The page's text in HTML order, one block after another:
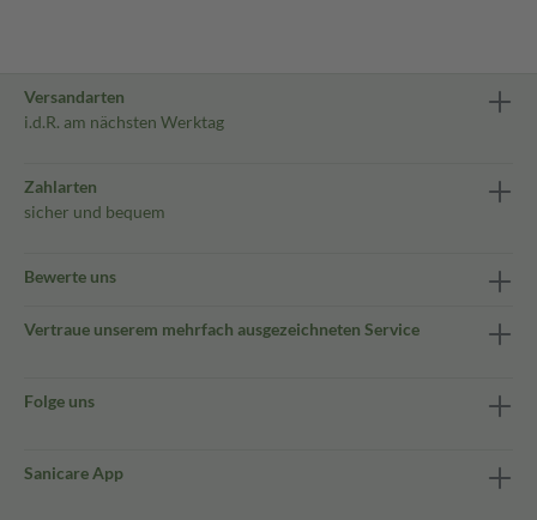
Versandarten
i.d.R. am nächsten Werktag
Zahlarten
sicher und bequem
Bewerte uns
Vertraue unserem mehrfach ausgezeichneten Service
Folge uns
Sanicare App